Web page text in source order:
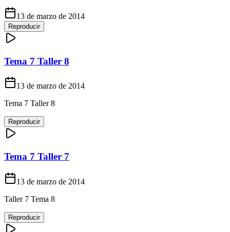
13 de marzo de 2014
Reproducir
Tema 7 Taller 8
13 de marzo de 2014
Tema 7 Taller 8
Reproducir
Tema 7 Taller 7
13 de marzo de 2014
Taller 7 Tema 8
Reproducir